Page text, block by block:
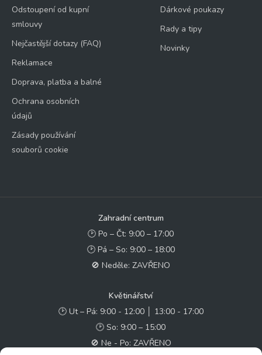
Odstoupení od kupní
smlouvy
Nejčastější dotazy (FAQ)
Reklamace
Doprava, platba a balné
Ochrana osobních
údajů
Zásady používání
souborů cookie
Dárkové poukazy
Rady a tipy
Novinky
Zahradní centrum
🕑 Po – Čt: 9:00 – 17:00
🕑 Pá – So: 9:00 – 18:00
🚫 Neděle: ZAVŘENO
Květinářství
🕑 Ut – Pá: 9:00 - 12:00 │ 13:00 - 17:00
🕑 So: 9:00 – 15:00
🚫 Ne - Po: ZAVŘENO